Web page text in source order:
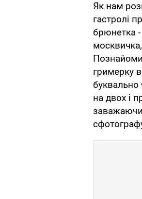
Як нам
гастролі
брюнетка
гримерку
буквально
на двох і
заважаючи